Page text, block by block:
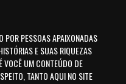
POR PESSOAS APAIXONADAS
E SUAS RIQUEZAS
VOCÊ UM CONTEÚDO DE
TANTO AQUI NO SITE